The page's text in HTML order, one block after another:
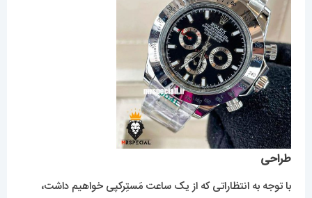
طراحی
با توجه به انتظاراتی که از یک ساعت مَستِرکپی خواهیم داشت،